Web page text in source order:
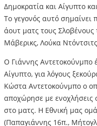
Δημοκρατία και Αίγυπτο
Το γεγονός αυτό σημαίνει
άουτ ματς τους
Μάβερικς, Λούκα
Ο Γιάννης Αντετοκούνμπο
Αίγυπτο, για λόγους
Κώστα Αντετοκούνμπο ο
αποχώρησε με ενοχλήσεις
στο ματς. Η Εθνική μας
(Παπαγιάννης 16π.,